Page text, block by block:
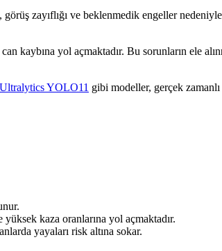
zayıflığı ve beklenmedik engeller
kaybına yol açmaktadır. Bu sorunların ele
Ultralytics YOLO11 gibi modeller, gerçek
kaza oranlarına yol açmaktadır.
yayaları risk altına sokar.